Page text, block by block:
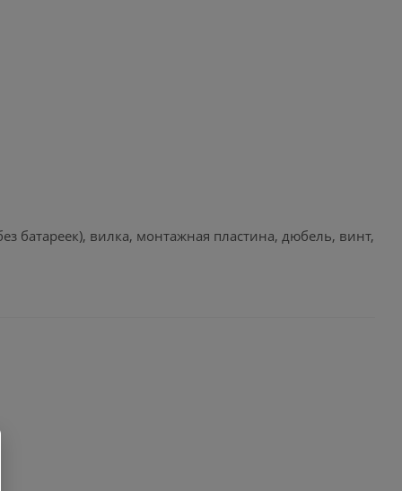
батареек), вилка, монтажная пластина, дюбель, винт,